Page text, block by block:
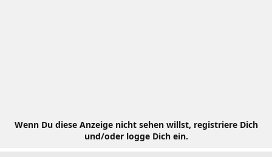
Wenn Du diese Anzeige nicht sehen willst, registriere Dich
und/oder logge Dich ein.